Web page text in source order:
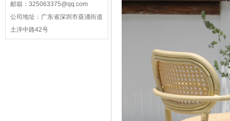
邮箱： 325063375@qq.com
公司地址： 广东省深圳市葵涌街道
土洋中路42号